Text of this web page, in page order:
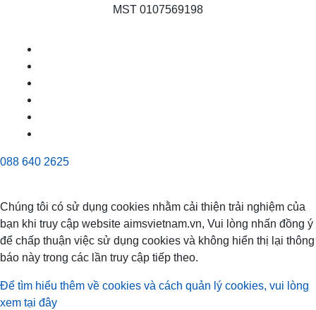
MST 0107569198
088 640 2625
Chúng tôi có sử dụng cookies nhằm cải thiện trải nghiệm của
bạn khi truy cập website aimsvietnam.vn, Vui lòng nhấn đồng ý
để chấp thuận việc sử dụng cookies và không hiển thị lại thông
báo này trong các lần truy cập tiếp theo.
Để tìm hiểu thêm về cookies và cách quản lý cookies, vui lòng
xem tại đây